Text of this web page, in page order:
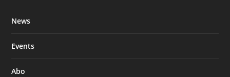
News
Events
Abo